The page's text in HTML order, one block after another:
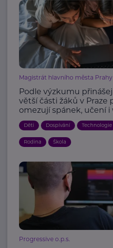
Magistrát hlavního města Prahy
Podle výzkumu
větší části žáků v Praze
omezují spánek, učení
Děti Dospívání Technologie
Rodina Škola
Progressive o.p.s.